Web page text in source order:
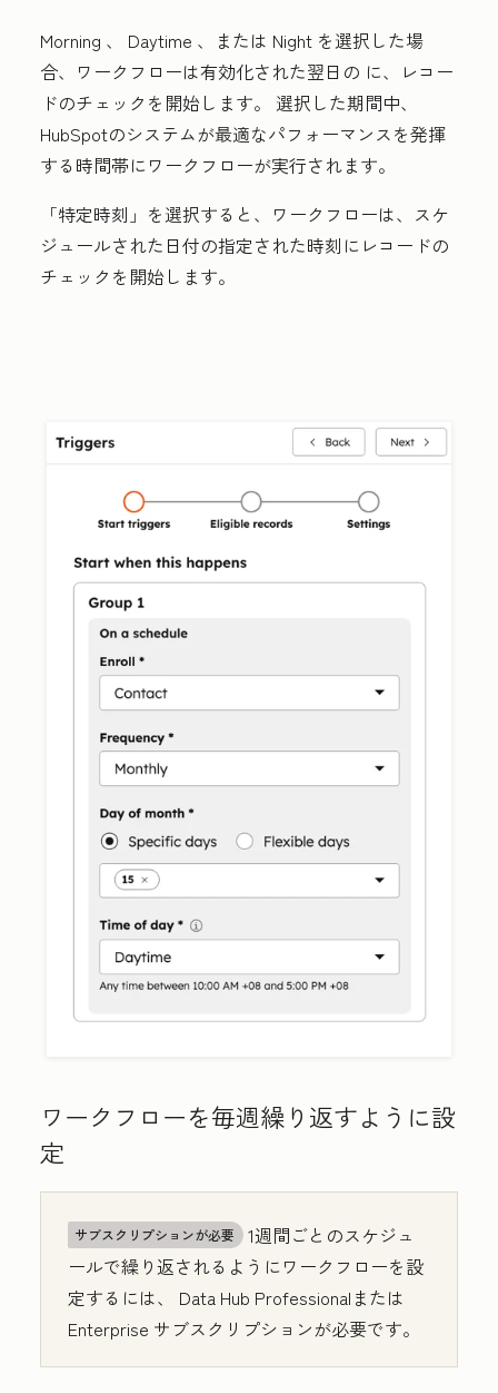
Morning 、 Daytime 、または Night を選択した場
合、ワークフローは有効化された翌日の に、レコー
ドのチェックを開始します。
選択した期間中、
HubSpotのシステムが最適なパフォーマンスを発揮
する時間帯にワークフローが実行されます。
「特定時刻 」を選択すると、ワークフローは、スケ
ジュールされた日付の指定された時刻にレコードの
チェックを開始します。
ワークフローを毎週繰り返すように設
定
サブスクリプションが必要
1週間ごとのスケジュ
ールで繰り返されるようにワークフローを設
定するには、 Data Hub Professional または
Enterprise サブスクリプションが必要です。